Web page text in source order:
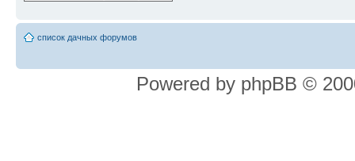
список дачных форумов
Powered by phpBB ©